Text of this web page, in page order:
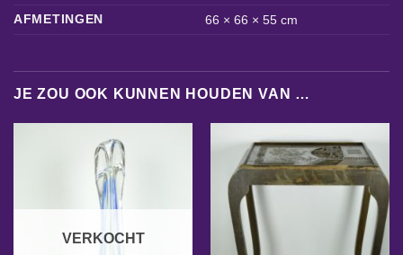
AFMETINGEN
66 × 66 × 55 cm
JE ZOU OOK KUNNEN HOUDEN VAN …
VERKOCHT